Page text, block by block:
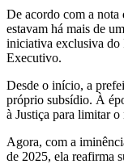
De acordo com a nota
estavam há mais de
iniciativa exclusiva do
Executivo.
Desde o início, a
próprio subsídio. À
à Justiça para limitar o
Agora, com a
de 2025, ela reafirma